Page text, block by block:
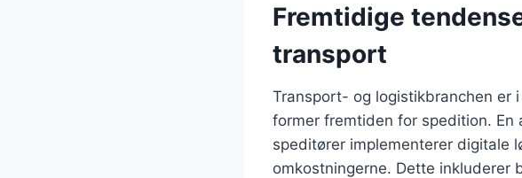
Fremtidige
transport
Transport- og logistikbranchen er
former fremtiden for spedition.
speditører implementerer digitale
omkostningerne. Dette